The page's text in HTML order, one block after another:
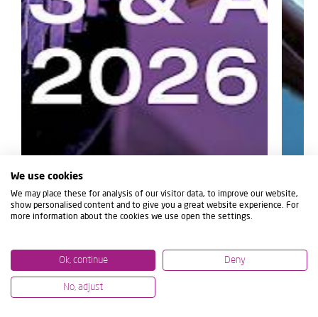
We use cookies
We may place these for analysis of our visitor data, to improve our website,
show personalised content and to give you a great website experience. For
more information about the cookies we use open the settings.
Ok, continue Deny
No, adjust